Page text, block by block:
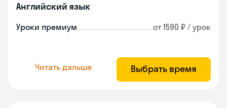
Английский язык
Уроки премиум от 1590 ₽ / урок
Читать дальше Выбрать время